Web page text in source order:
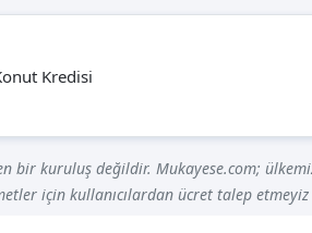
Kredisi
bir kuruluş değildir. Mukayese.com;
için kullanıcılardan ücret talep